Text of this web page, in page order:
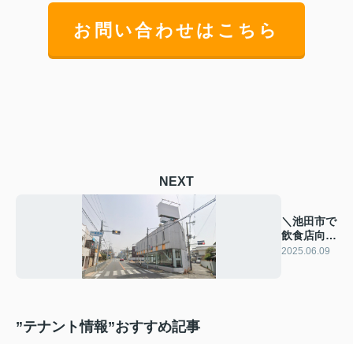
お問い合わせはこちら
NEXT
＼池田市で
飲食店向け
☆路面店／
2025.06.09
”テナント情報”おすすめ記事